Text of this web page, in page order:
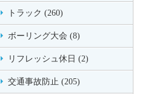
トラック (260)
ボーリング大会 (8)
リフレッシュ休日 (2)
交通事故防止 (205)